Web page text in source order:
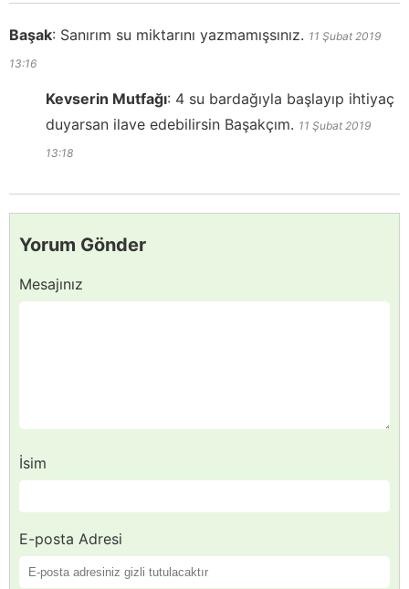
Başak: Sanırım su miktarını yazmamışsınız. 11 Şubat 2019
13:16
Kevserin Mutfağı: 4 su bardağıyla başlayıp ihtiyaç
duyarsan ilave edebilirsin Başakçım. 11 Şubat 2019
13:18
Yorum Gönder
Mesajınız
İsim
E-posta Adresi